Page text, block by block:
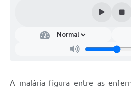
A malária figura entre as